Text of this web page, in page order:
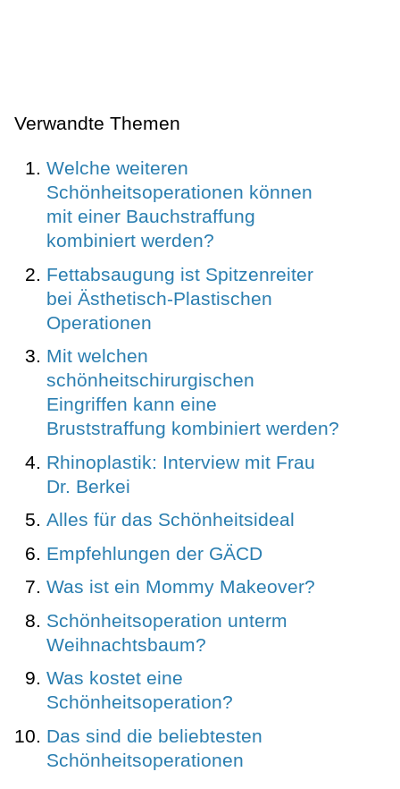
Verwandte Themen
Welche weiteren
Schönheitsoperationen können
mit einer Bauchstraffung
kombiniert werden?
Fettabsaugung ist Spitzenreiter
bei Ästhetisch-Plastischen
Operationen
Mit welchen
schönheitschirurgischen
Eingriffen kann eine
Bruststraffung kombiniert werden?
Rhinoplastik: Interview mit Frau
Dr. Berkei
Alles für das Schönheitsideal
Empfehlungen der GÄCD
Was ist ein Mommy Makeover?
Schönheitsoperation unterm
Weihnachtsbaum?
Was kostet eine
Schönheitsoperation?
Das sind die beliebtesten
Schönheitsoperationen